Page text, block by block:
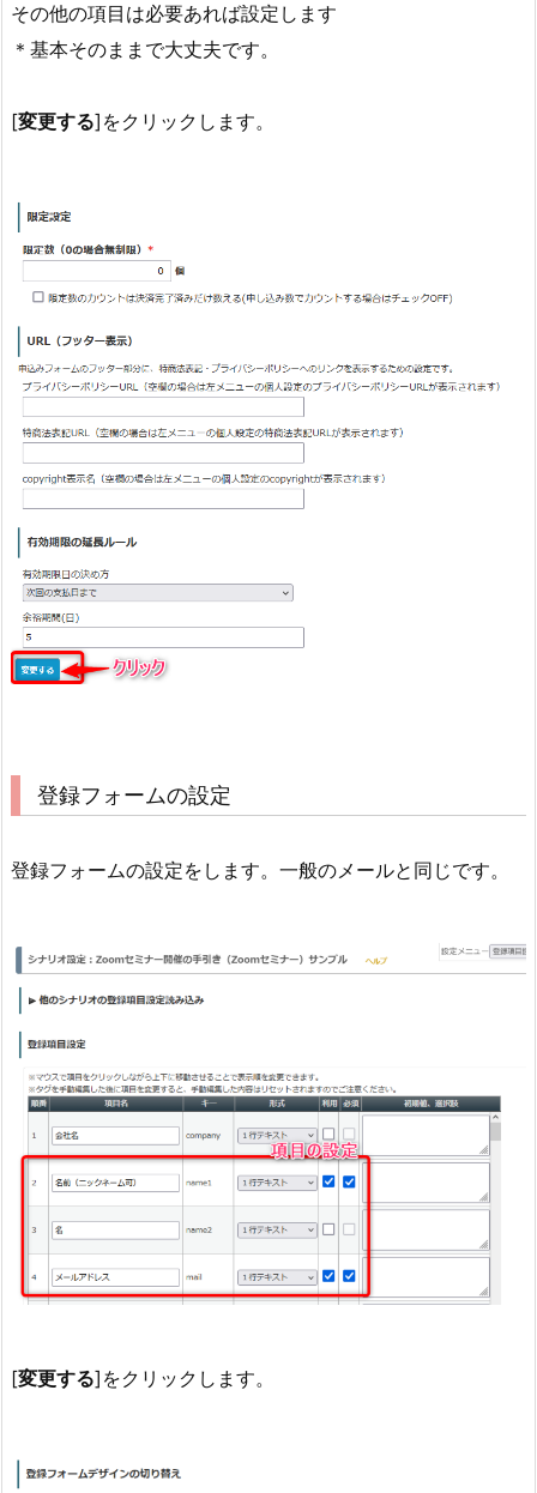
その他の項目は必要あれば設定します
＊基本そのままで大丈夫です。
[変更する]をクリックします。
登録フォームの設定
登録フォームの設定をします。一般のメールと同じです。
[変更する]をクリックします。